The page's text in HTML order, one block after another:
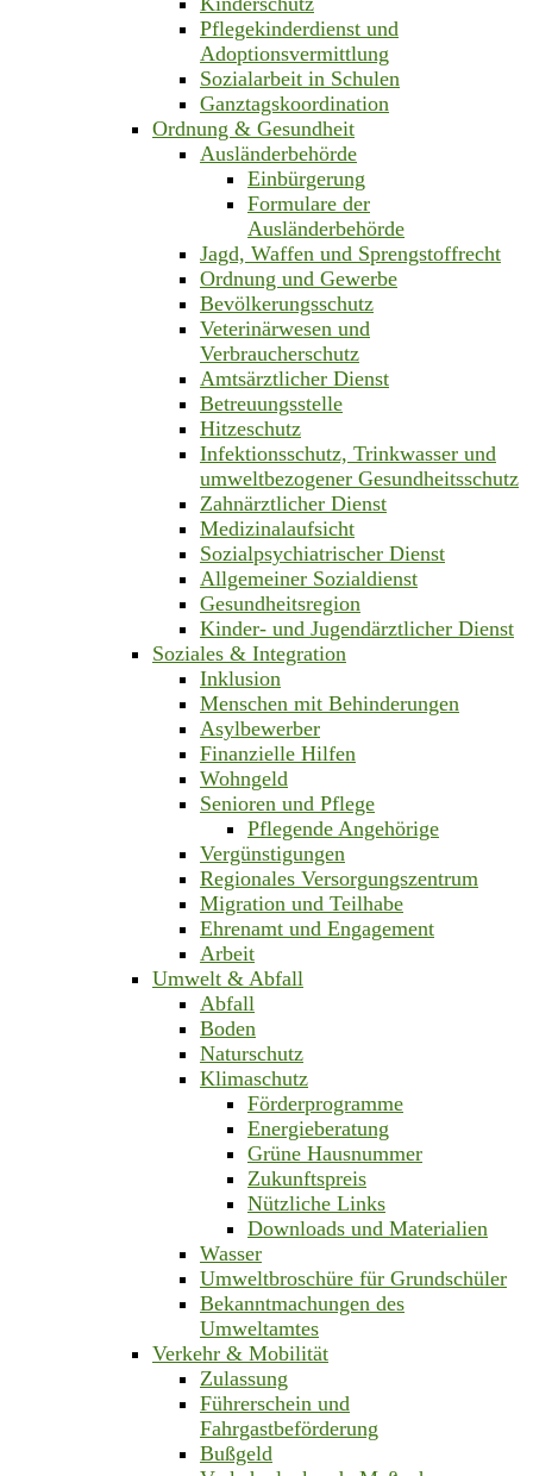
Pflegekinderdienst und
Adoptionsvermittlung
Sozialarbeit in Schulen
Ganztagskoordination
Ordnung & Gesundheit
Ausländerbehörde
Einbürgerung
Formulare der
Ausländerbehörde
Jagd, Waffen und Sprengstoffrecht
Ordnung und Gewerbe
Bevölkerungsschutz
Veterinärwesen und
Verbraucherschutz
Amtsärztlicher Dienst
Betreuungsstelle
Hitzeschutz
Infektionsschutz, Trinkwasser und
umweltbezogener Gesundheitsschutz
Zahnärztlicher Dienst
Medizinalaufsicht
Sozialpsychiatrischer Dienst
Allgemeiner Sozialdienst
Gesundheitsregion
Kinder- und Jugendärztlicher Dienst
Soziales & Integration
Inklusion
Menschen mit Behinderungen
Asylbewerber
Finanzielle Hilfen
Wohngeld
Senioren und Pflege
Pflegende Angehörige
Vergünstigungen
Regionales Versorgungszentrum
Migration und Teilhabe
Ehrenamt und Engagement
Arbeit
Umwelt & Abfall
Abfall
Boden
Naturschutz
Klimaschutz
Förderprogramme
Energieberatung
Grüne Hausnummer
Zukunftspreis
Nützliche Links
Downloads und Materialien
Wasser
Umweltbroschüre für Grundschüler
Bekanntmachungen des
Umweltamtes
Verkehr & Mobilität
Zulassung
Führerschein und
Fahrgastbeförderung
Bußgeld